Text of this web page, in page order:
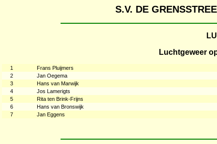
S.V. DE
Luchtgeweer
1
Frans Pluijmers
2
Jan Oegema
3
Hans van Marwijk
4
Jos Lamerigts
5
Rita ten Brink-Frijns
6
Hans van Bronswijk
7
Jan Eggens